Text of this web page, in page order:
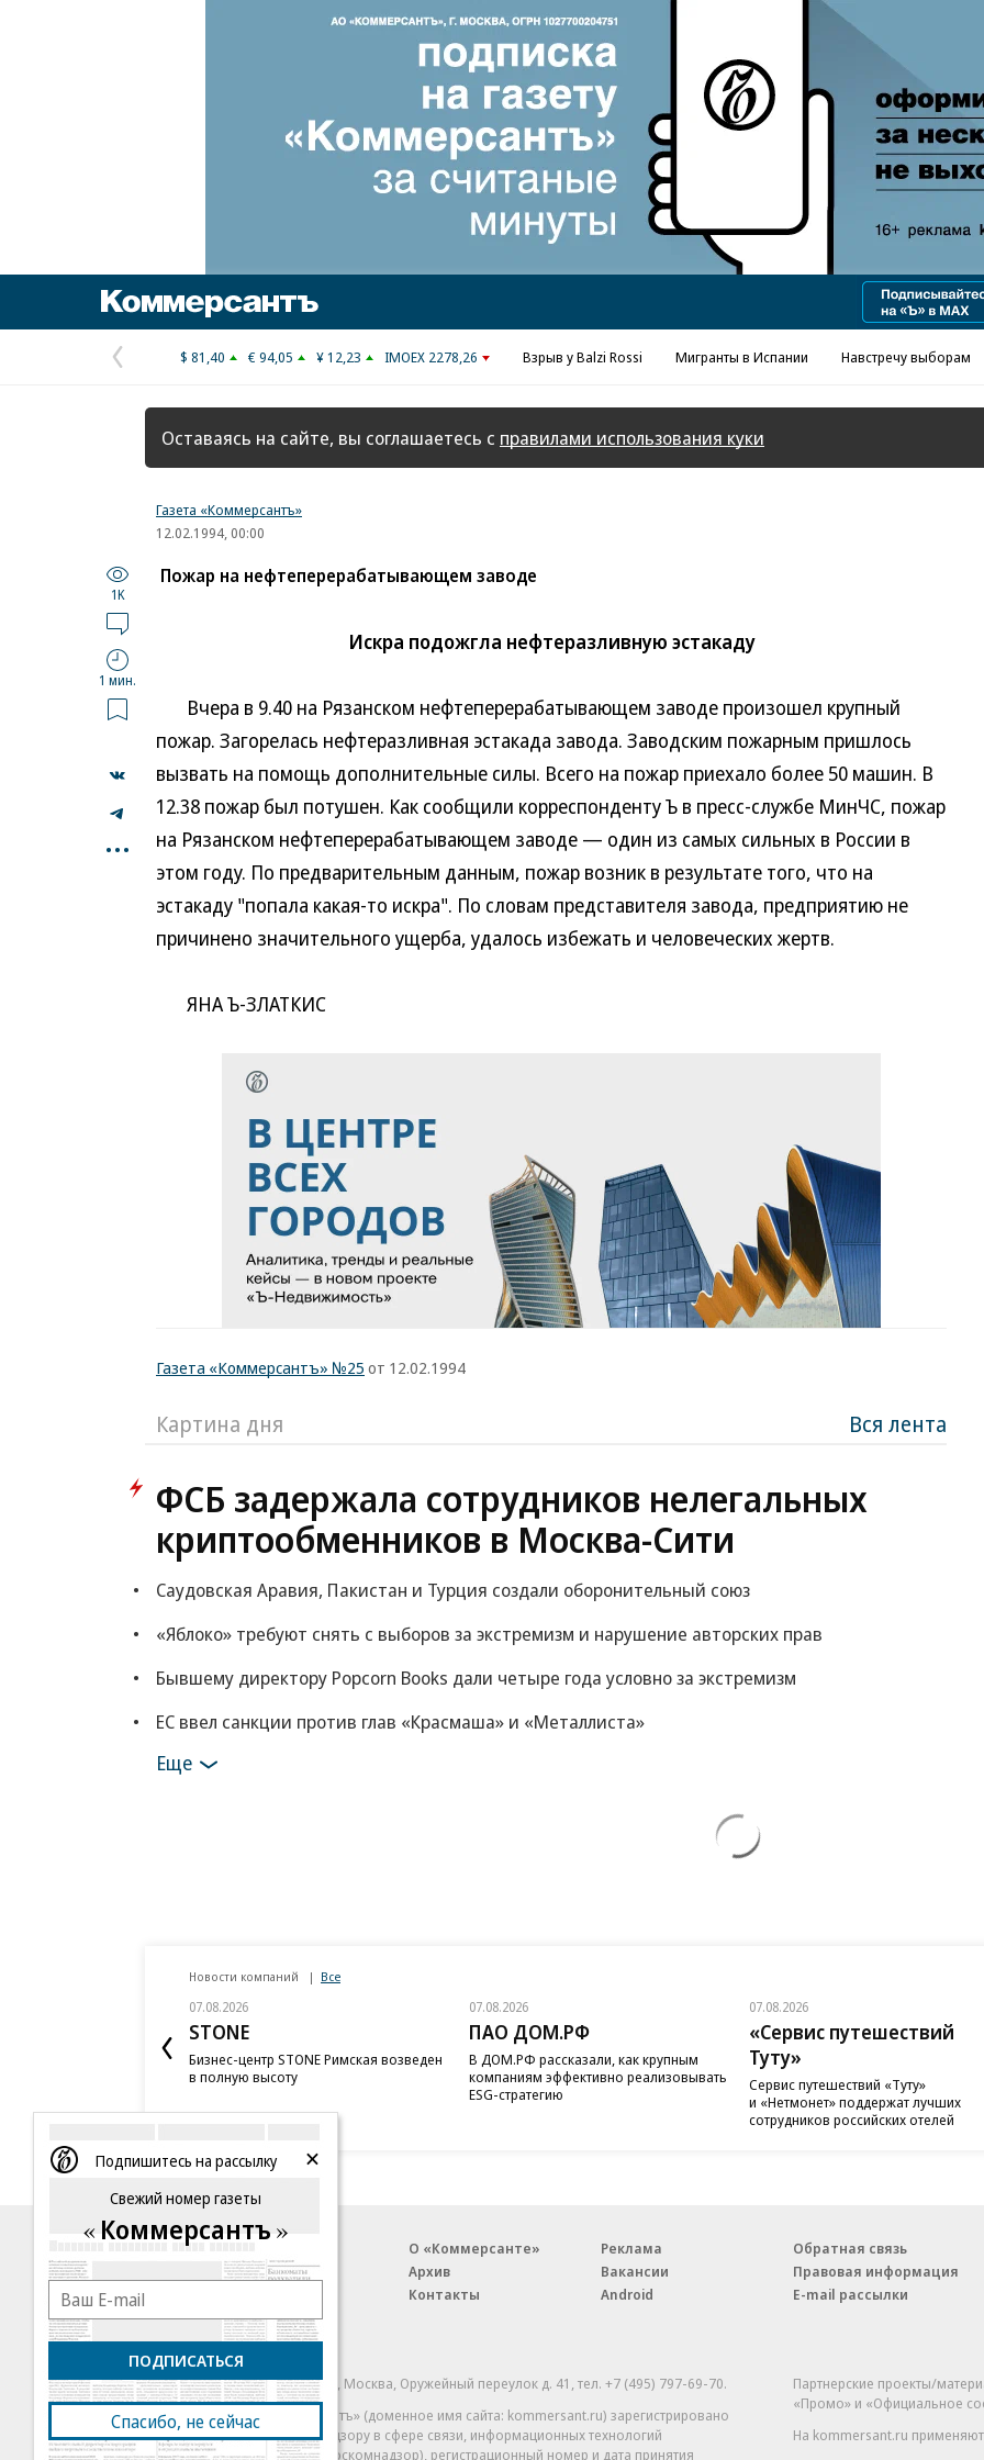
Предыдущая
страница
$ 81,40 € 94,05 ¥ 12,23 IMOEX 2278,26 Взрыв у Balzi Rossi Мигранты в Испании Навстречу выборам
Оставаясь на сайте, вы соглашаетесь с правилами использования куки
Газета «Коммерсантъ»
12.02.1994, 00:00
1K
1 мин.
...
Пожар на нефтеперерабатывающем заводе
Искра подожгла нефтеразливную эстакаду
Вчера в 9.40 на Рязанском нефтеперерабатывающем заводе произошел крупный
пожар. Загорелась нефтеразливная эстакада завода. Заводским пожарным пришлось
вызвать на помощь дополнительные силы. Всего на пожар приехало более 50 машин. В
12.38 пожар был потушен. Как сообщили корреспонденту Ъ в пресс-службе МинЧС, пожар
на Рязанском нефтеперерабатывающем заводе — один из самых сильных в России в
этом году. По предварительным данным, пожар возник в результате того, что на
эстакаду "попала какая-то искра". По словам представителя завода, предприятию не
причинено значительного ущерба, удалось избежать и человеческих жертв.
ЯНА Ъ-ЗЛАТКИС
Газета «Коммерсантъ» №25 от 12.02.1994
Картина дня Вся лента
ФСБ задержала сотрудников нелегальных
криптообменников в Москва-Сити
Саудовская Аравия, Пакистан и Турция создали оборонительный союз
«Яблоко» требуют снять с выборов за экстремизм и нарушение авторских прав
Бывшему директору Popcorn Books дали четыре года условно за экстремизм
ЕС ввел санкции против глав «Красмаша» и «Металлиста»
Еще
Новости компаний Все
07.08.2026
STONE
Бизнес-центр STONE Римская возведен
в полную высоту
07.08.2026
ПАО ДОМ.РФ
В ДОМ.РФ рассказали, как крупным
компаниям эффективно реализовывать
ESG-стратегию
07.08.2026
«Сервис путешествий
Туту»
Сервис путешествий «Туту»
и «Нетмонет» поддержат лучших
сотрудников российских отелей
Благотворительный фонд
О «Коммерсанте»
Архив
Контакты
Реклама
Вакансии
Android
Обратная связь
Правовая информация
E-mail рассылки
© АО «Коммерсантъ». 127006, Москва, Оружейный переулок д. 41,тел. +7 (495) 797-69-70.
Сетевое издание «Коммерсантъ» (доменное имя сайта: kommersant.ru) зарегистрировано
Федеральной службой по надзору в сфере связи, информационных технологий
и массовых коммуникаций (Роскомнадзор), регистрационный номер и дата принятия
Партнерские проекты/
«Промо» и «Официальное
На kommersant.ru
Подпишитесь на рассылку
Свежий номер газеты
Коммерсантъ
ПОДПИСАТЬСЯ
Спасибо, не сейчас